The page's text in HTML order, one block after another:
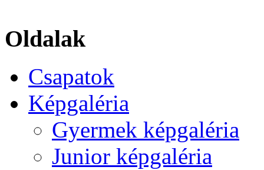
Oldalak
Csapatok
Képgaléria
Gyermek képgaléria
Junior képgaléria